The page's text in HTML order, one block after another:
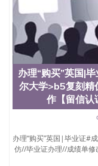
办理“购买”英国|
尔大学>b5复刻精
作【留信认
办理“购买”英国|毕业证#
仿//毕业证办理//成绩单修